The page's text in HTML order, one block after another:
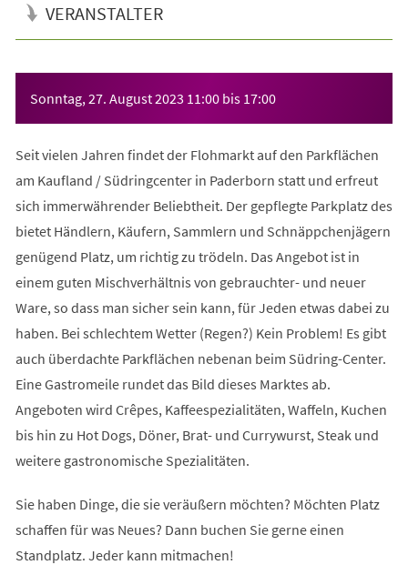
VERANSTALTER
Sonntag, 27. August 2023 11:00 bis 17:00
Seit vielen Jahren findet der Flohmarkt auf den Parkflächen
am Kaufland / Südringcenter in Paderborn statt und erfreut
sich immerwährender Beliebtheit. Der gepflegte Parkplatz des
bietet Händlern, Käufern, Sammlern und Schnäppchenjägern
genügend Platz, um richtig zu trödeln. Das Angebot ist in
einem guten Mischverhältnis von gebrauchter- und neuer
Ware, so dass man sicher sein kann, für Jeden etwas dabei zu
haben. Bei schlechtem Wetter (Regen?) Kein Problem! Es gibt
auch überdachte Parkflächen nebenan beim Südring-Center.
Eine Gastromeile rundet das Bild dieses Marktes ab.
Angeboten wird Crêpes, Kaffeespezialitäten, Waffeln, Kuchen
bis hin zu Hot Dogs, Döner, Brat- und Currywurst, Steak und
weitere gastronomische Spezialitäten.
Sie haben Dinge, die sie veräußern möchten? Möchten Platz
schaffen für was Neues? Dann buchen Sie gerne einen
Standplatz. Jeder kann mitmachen!